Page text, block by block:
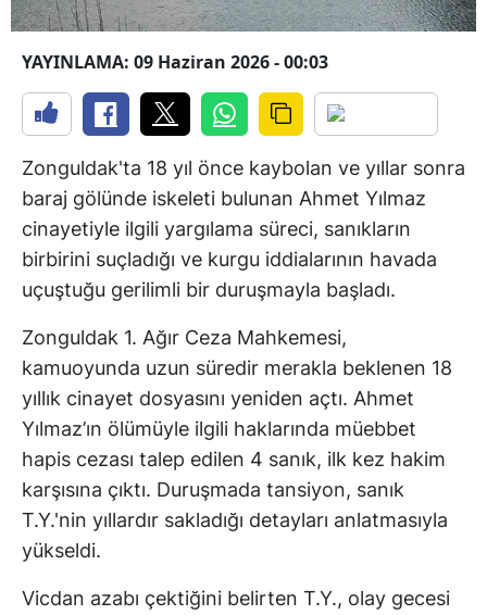
YAYINLAMA: 09 Haziran 2026 - 00:03
Zonguldak'ta 18 yıl önce kaybolan ve yıllar sonra
baraj gölünde iskeleti bulunan Ahmet Yılmaz
cinayetiyle ilgili yargılama süreci, sanıkların
birbirini suçladığı ve kurgu iddialarının havada
uçuştuğu gerilimli bir duruşmayla başladı.
Zonguldak 1. Ağır Ceza Mahkemesi,
kamuoyunda uzun süredir merakla beklenen 18
yıllık cinayet dosyasını yeniden açtı. Ahmet
Yılmaz’ın ölümüyle ilgili haklarında müebbet
hapis cezası talep edilen 4 sanık, ilk kez hakim
karşısına çıktı. Duruşmada tansiyon, sanık
T.Y.'nin yıllardır sakladığı detayları anlatmasıyla
yükseldi.
Vicdan azabı çektiğini belirten T.Y., olay gecesi